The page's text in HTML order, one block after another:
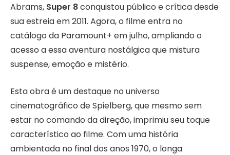
Abrams, Super 8conquistou público e crítica desde
sua estreia em 2011. Agora, o filme entra no
catálogo da Paramount+ em julho, ampliando o
acesso a essa aventura nostálgica que mistura
suspense, emoção e mistério.
Esta obra é um destaque no universo
cinematográfico de Spielberg, que mesmo sem
estar no comando da direção, imprimiu seu toque
característico ao filme. Com uma história
ambientada no final dos anos 1970, o longa